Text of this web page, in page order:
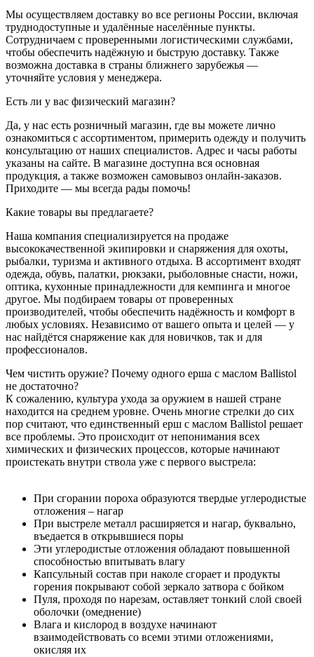
Мы осуществляем доставку во все регионы России, включая
труднодоступные и удалённые населённые пункты.
Сотрудничаем с проверенными логистическими службами,
чтобы обеспечить надёжную и быструю доставку. Также
возможна доставка в страны ближнего зарубежья —
уточняйте условия у менеджера.
Есть ли у вас физический магазин?
Да, у нас есть розничный магазин, где вы можете лично
ознакомиться с ассортиментом, примерить одежду и получить
консультацию от наших специалистов. Адрес и часы работы
указаны на сайте. В магазине доступна вся основная
продукция, а также возможен самовывоз онлайн-заказов.
Приходите — мы всегда рады помочь!
Какие товары вы предлагаете?
Наша компания специализируется на продаже
высококачественной экипировки и снаряжения для охоты,
рыбалки, туризма и активного отдыха. В ассортимент входят
одежда, обувь, палатки, рюкзаки, рыболовные снасти, ножи,
оптика, кухонные принадлежности для кемпинга и многое
другое. Мы подбираем товары от проверенных
производителей, чтобы обеспечить надёжность и комфорт в
любых условиях. Независимо от вашего опыта и целей — у
нас найдётся снаряжение как для новичков, так и для
профессионалов.
Чем чистить оружие? Почему одного ерша с маслом Ballistol
не достаточно?
К сожалению, культура ухода за оружием в нашей стране
находится на среднем уровне. Очень многие стрелки до сих
пор считают, что единственный ерш с маслом Ballistol решает
все проблемы. Это происходит от непонимания всех
химических и физических процессов, которые начинают
проистекать внутри ствола уже с первого выстрела:
При сгорании пороха образуются твердые углеродистые
отложения – нагар
При выстреле металл расширяется и нагар, буквально,
въедается в открывшиеся поры
Эти углеродистые отложения обладают повышенной
способностью впитывать влагу
Капсульный состав при наколе сгорает и продукты
горения покрывают собой зеркало затвора с бойком
Пуля, проходя по нарезам, оставляет тонкий слой своей
оболочки (омеднение)
Влага и кислород в воздухе начинают
взаимодействовать со всеми этими отложениями,
окисляя их